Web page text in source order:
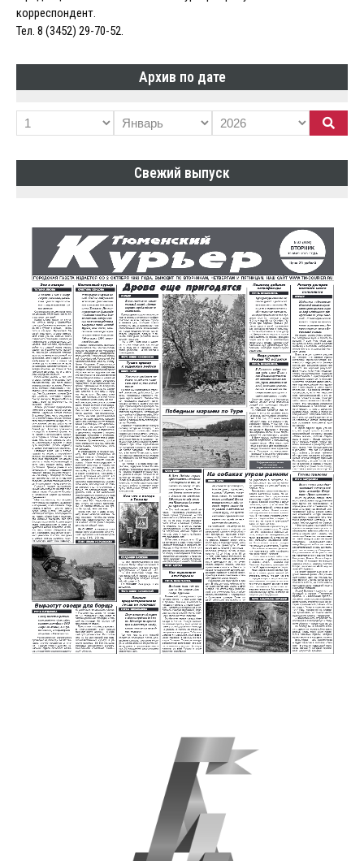
корреспондент.
Тел. 8 (3452) 29-70-52.
Архив по дате
Свежий выпуск